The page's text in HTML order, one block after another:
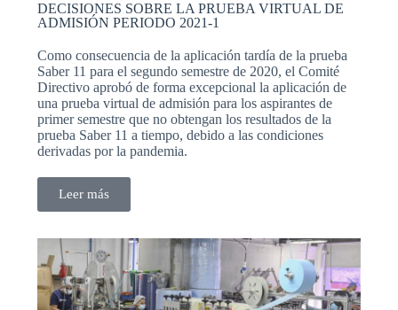
DECISIONES SOBRE LA PRUEBA VIRTUAL DE
ADMISIÓN PERIODO 2021-1
Como consecuencia de la aplicación tardía de la prueba
Saber 11 para el segundo semestre de 2020, el Comité
Directivo aprobó de forma excepcional la aplicación de
una prueba virtual de admisión para los aspirantes de
primer semestre que no obtengan los resultados de la
prueba Saber 11 a tiempo, debido a las condiciones
derivadas por la pandemia.
Leer más